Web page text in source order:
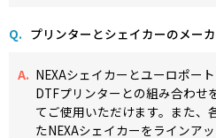
プリンターとシェイカーのメー
NEXAシェイカーとユーロポー
DTFプリンターとの組み合わせ
てご使用いただけます。また、
たNEXAシェイカーをラインア